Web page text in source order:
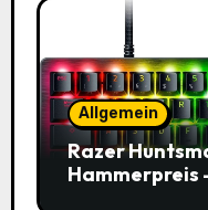
Allgemein
Razer
Hammerpreis